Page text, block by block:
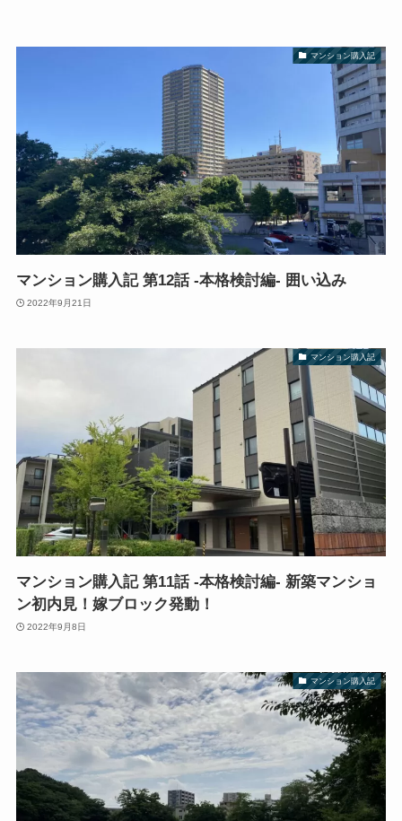
マンション購入記
マンション購入記 第12話 -本格検討編- 囲い込み
2022年9月21日
マンション購入記
マンション購入記 第11話 -本格検討編- 新築マンショ
ン初内見！嫁ブロック発動！
2022年9月8日
マンション購入記